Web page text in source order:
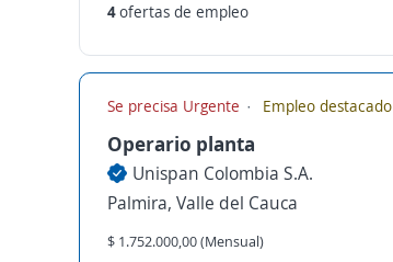
4ofertas de empleo
Se precisa Urgente Empleo destacado
Operario planta
Unispan Colombia S.A.
Palmira, Valle del Cauca
$ 1.752.000,00 (Mensual)